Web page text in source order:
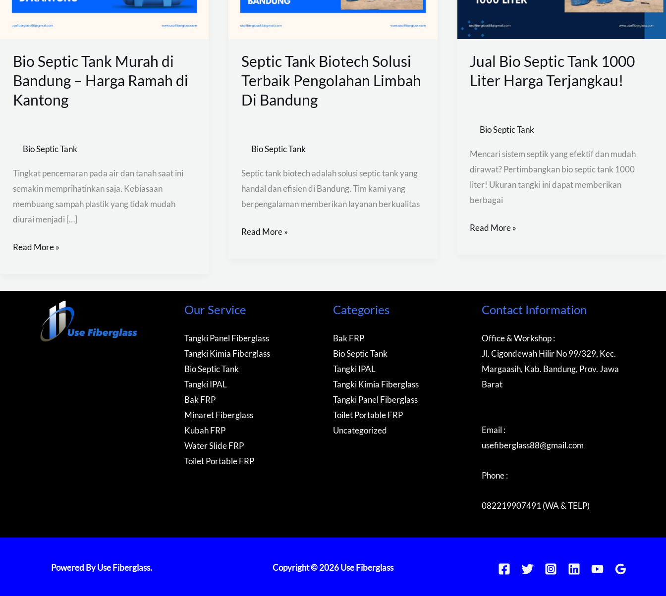
Bio Septic Tank Murah di
Bandung – Harga Ramah di
Kantong
Bio Septic Tank
Tingkat pencemaran pada air dan tanah saat ini
semakin memprihatinkan saja. Kebiasaan
membuang sampah plastik yang tidak mudah
diurai menjadi […]
di
Kantong
Read More »
Septic Tank Biotech Solusi
Terbaik Pengolahan Limbah
Di Bandung
Bio Septic Tank
Septic tank biotech adalah solusi septic tank yang
handal dan efisien di Bandung. Tim kami yang
berpengalaman memberikan layanan berkualitas
Pengolahan
Read More »
Jual Bio Septic Tank 1000
Liter Harga Terjangkau!
Bio Septic Tank
Mencari sistem septik yang efektif dan mudah
dirawat? Pertimbangkan bio septic tank 1000
liter! Ukuran tangki ini dapat memberikan
berbagai
Liter
Harga
Terjangkau!
Read More »
Our Service
Tangki Panel Fiberglass
Tangki Kimia Fiberglass
Bio Septic Tank
Tangki IPAL
Bak FRP
Minaret Fiberglass
Kubah FRP
Water Slide FRP
Toilet Portable FRP
Categories
Bak FRP
Bio Septic Tank
Tangki IPAL
Tangki Kimia Fiberglass
Tangki Panel Fiberglass
Toilet Portable FRP
Uncategorized
Contact Information
Office & Workshop :
Jl. Cigondewah Hilir No 99/329, Kec.
Margaasih, Kab. Bandung, Prov. Jawa
Barat
Email :
usefiberglass88@gmail.com
Phone :
082219907491 (WA & TELP)
Powered By Use Fiberglass. Copyright © 2026 Use Fiberglass